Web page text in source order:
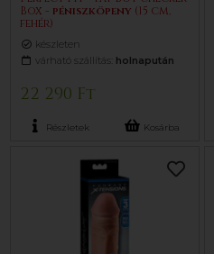
Box - péniszköpeny (15 cm,
fehér)
készleten
várható szállítás: holnapután
22 290 Ft
Részletek Kosárba